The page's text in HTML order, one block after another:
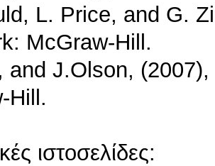
L. Price, and G.
McGraw-Hill.
and J.Olson,
Hill.
ιστοσελίδες: